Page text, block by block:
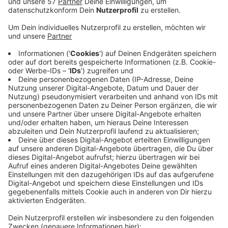
Auch wenn Nuklearwaffen mit dem Ukraine-Krieg
wieder mehr in den Fokus der Aufmerksamkeit
gerückt sind, ist nukleare Abrüstung in vielen
Ländern das Ziel. Aber wie kann man sichergehen,
dass ein nuklearer Sprengkopf vernichtet wurde,
wenn den Kontrolleuren der Einblick in das
Waffensystem untersagt ist?
Unter deutsch-französischer Leitung werden die
Abläufe unter möglichst realistischen
Bedingungen an einem simulierten Sprengkopf
praktisch erprobt, heißt es. So werden z.B.
Übungen durchgeführt, in denen sie die Rollen des
Inspektionsteams, der Abgeordneten des
inspizierten Kernwaffenstaats sowie eines
unabhängigen Evaluationsteams einnehmen.
Veröffentlicht: Mittwoch, 06.04.2022 09:04